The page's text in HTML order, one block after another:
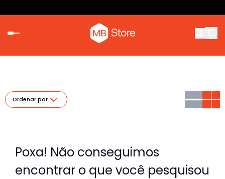
Ordenar por
Poxa! Não conseguimos
encontrar o que você pesquisou